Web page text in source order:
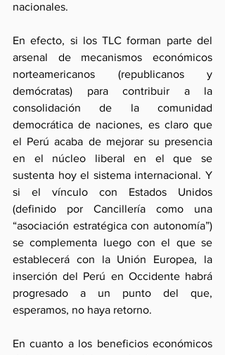
nacionales.
En efecto, si los TLC forman parte del
arsenal de mecanismos económicos
norteamericanos (republicanos y
demócratas) para contribuir a la
consolidación de la comunidad
democrática de naciones, es claro que
el Perú acaba de mejorar su presencia
en el núcleo liberal en el que se
sustenta hoy el sistema internacional. Y
si el vínculo con Estados Unidos
(definido por Cancillería como una
“asociación estratégica con autonomía”)
se complementa luego con el que se
establecerá con la Unión Europea, la
inserción del Perú en Occidente habrá
progresado a un punto del que,
esperamos, no haya retorno.
En cuanto a los beneficios económicos